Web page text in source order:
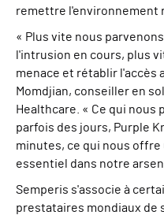
remettre l'environnement
« Plus vite nous
l'intrusion en cours, plus
menace et rétablir l'accès
Momdjian, conseiller en
Healthcare. « Ce qui
parfois des jours, Purple
minutes, ce qui nous
essentiel dans notre
Semperis s'associe à
prestataires mondiaux de